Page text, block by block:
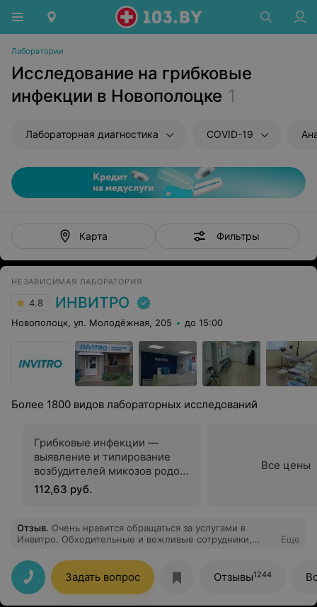
Лаборатории
Исследование на грибковые
инфекции в Новополоцке 1
Лабораторная диагностика COVID-19
Карта Фильтры
НЕЗАВИСИМАЯ ЛАБОРАТОРИЯ
4.8 ИНВИТРО
Новополоцк, ул. Молодёжная, 205 до 15:00
Более 1800 видов лабораторных исследований
Грибковые инфекции —
выявление и типирование
возбудителей микозов родов
Candida, Malassezia,
Saccharomyces и
112,63 руб.
Все цены
Отзыв. Очень нравится обращаться за услугами в
Инвитро. Обходительные и вежливые сотрудники,
после оказания услуг. Процветания вам!!!
Еще
Задать вопрос Отзывы1244